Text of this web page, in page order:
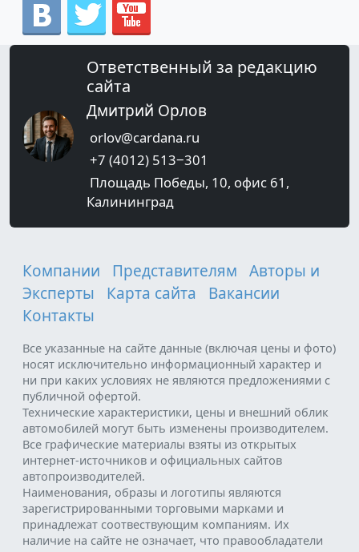
Ответственный за редакцию
сайта
Дмитрий Орлов
orlov@cardana.ru
+7 (4012) 513‒301
Площадь Победы, 10, офис 61,
Калининград
Компании Представителям
Авторы и
Эксперты
Карта сайта
Вакансии
Контакты
Все указанные на сайте данные (включая цены и фото)
носят исключительно информационный характер и
ни при каких условиях не являются предложениями с
публичной офертой.
Технические характеристики, цены и внешний облик
автомобилей могут быть изменены производителем.
Все графические материалы взяты из открытых
интернет-источников и официальных сайтов
автопроизводителей.
Наименования, образы и логотипы являются
зарегистрированными торговыми марками и
принадлежат соотвествующим компаниям. Их
наличие на сайте не означает, что правообладатели